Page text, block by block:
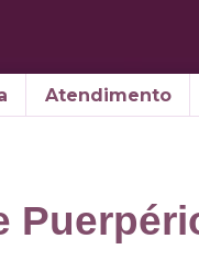
Atendimento